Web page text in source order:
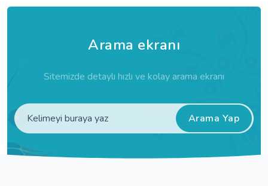
Arama ekranı
Sitemizde detaylı hızlı ve kolay arama ekranı
Arama Yap